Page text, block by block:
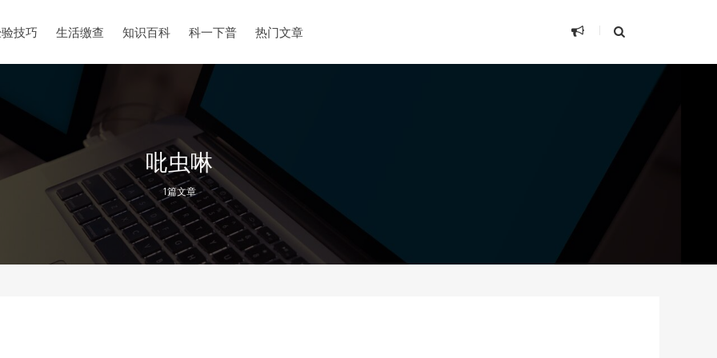
技巧 生活缴查 知识百科 科一下普 热门文章
吡虫啉
1篇文章